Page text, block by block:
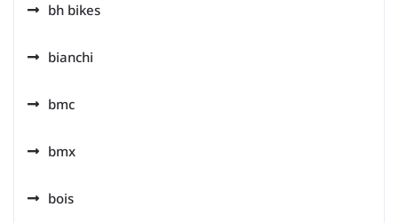
bh bikes
bianchi
bmc
bmx
bois